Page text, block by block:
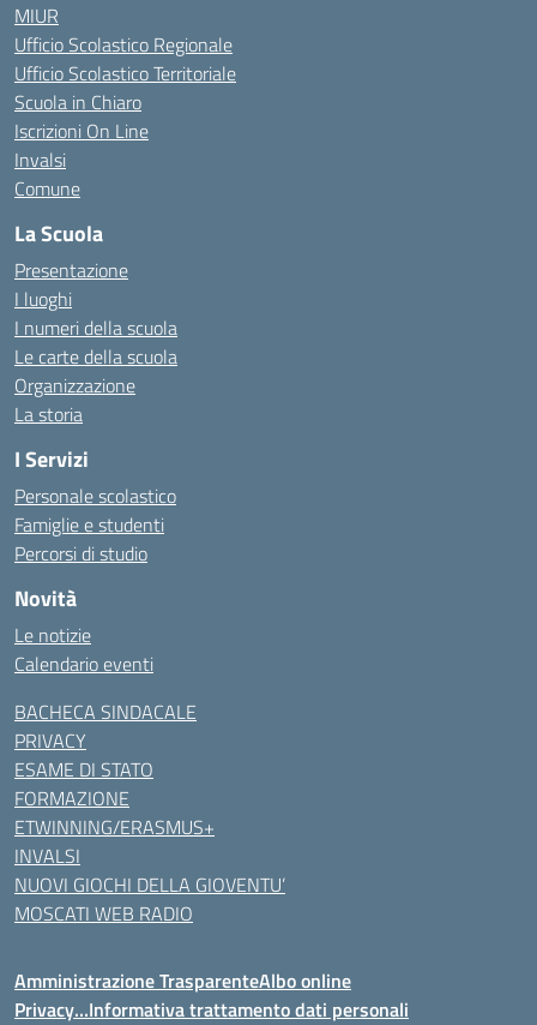
MIUR
Ufficio Scolastico Regionale
Ufficio Scolastico Territoriale
Scuola in Chiaro
Iscrizioni On Line
Invalsi
Comune
La Scuola
Presentazione
I luoghi
I numeri della scuola
Le carte della scuola
Organizzazione
La storia
I Servizi
Personale scolastico
Famiglie e studenti
Percorsi di studio
Novità
Le notizie
Calendario eventi
BACHECA SINDACALE
PRIVACY
ESAME DI STATO
FORMAZIONE
ETWINNING/ERASMUS+
INVALSI
NUOVI GIOCHI DELLA GIOVENTU’
MOSCATI WEB RADIO
Amministrazione TrasparenteAlbo online
Privacy…Informativa trattamento dati personali